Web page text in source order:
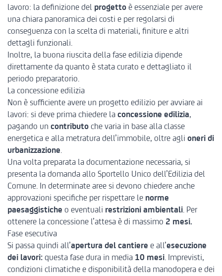
lavoro: la definizione del progetto è essenziale per avere
una chiara panoramica dei costi e per regolarsi di
conseguenza con la scelta di materiali, finiture e altri
dettagli funzionali.
Inoltre, la buona riuscita della fase edilizia dipende
direttamente da quanto è stata curato e dettagliato il
periodo preparatorio.
La concessione edilizia
Non è sufficiente avere un progetto edilizio per avviare ai
lavori: si deve prima chiedere la concessione edilizia,
pagando un contributo che varia in base alla classe
energetica e alla metratura dell’immobile, oltre agli oneri di
urbanizzazione.
Una volta preparata la documentazione necessaria, si
presenta la domanda allo Sportello Unico dell’Edilizia del
Comune. In determinate aree si devono chiedere anche
approvazioni specifiche per rispettare le norme
paesaggistiche o eventuali restrizioni ambientali. Per
ottenere la concessione l’attesa è di massimo 2 mesi.
Fase esecutiva
Si passa quindi all’apertura del cantiere e all’esecuzione
dei lavori: questa fase dura in media 10 mesi. Imprevisti,
condizioni climatiche e disponibilità della manodopera e dei